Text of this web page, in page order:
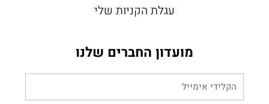
עגלת הקניות שלי
מועדון החברים שלנו
הקלידי
אימייל